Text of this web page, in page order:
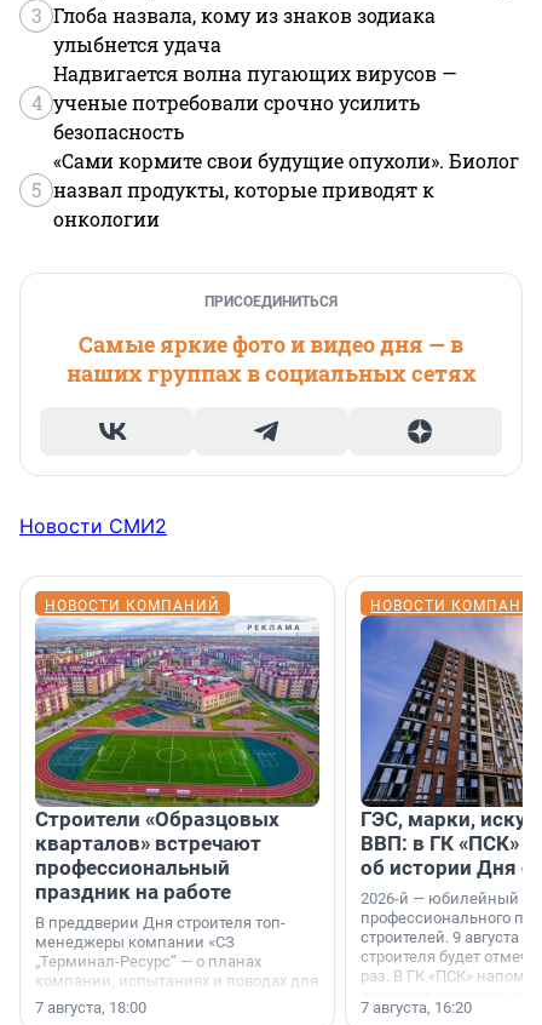
3 Глоба назвала, кому из знаков зодиака
улыбнется удача
4
Надвигается волна пугающих вирусов —
ученые потребовали срочно усилить
безопасность
5
«Сами кормите свои будущие опухоли». Биолог
назвал продукты, которые приводят к
онкологии
ПРИСОЕДИНИТЬСЯ
Самые яркие фото и видео дня — в
наших группах в социальных сетях
Новости СМИ2
НОВОСТИ КОМПАНИЙ
Строители «Образцовых
кварталов» встречают
профессиональный
праздник на работе
В преддверии Дня строителя топ-
менеджеры компании «СЗ
„Терминал-Ресурс“ — о планах
компании, испытаниях и поводах для
осторожного оптимизма.
7 августа, 18:00
НОВОСТИ
ГЭС, марки,
ВВП: в ГК «ПСК»
об истории Дня
2026-й — юбилейный
профессионального
строителей. 9 августа
строителя будет
раз. В ГК «ПСК»
поменялась роль
7 августа, 16:20